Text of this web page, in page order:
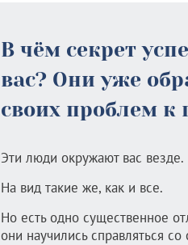
В чём секрет
вас? Они уже
своих проблем к
Эти люди окружают вас везде.
На вид такие же, как и все.
Но есть одно существенное
они научились справляться